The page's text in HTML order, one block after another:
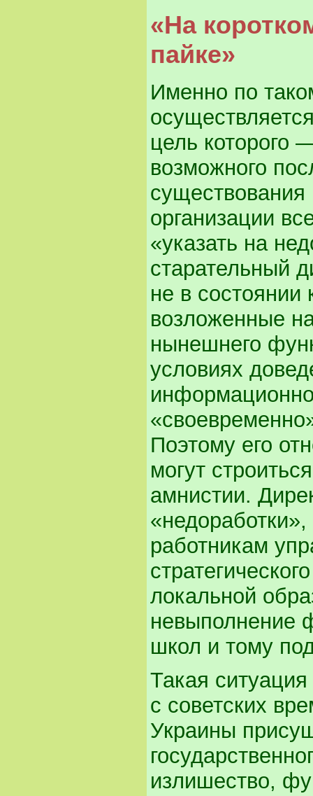
«На
пайке»
Именно по
цель которого
возможного
организации
«указать на
старательный
не в состоянии
возложенные
нынешнего
условиях
Поэтому его
могут
амнистии.
работникам
локальной
невыполнение
школ и тому
Такая
с советских
Украины
излишество,